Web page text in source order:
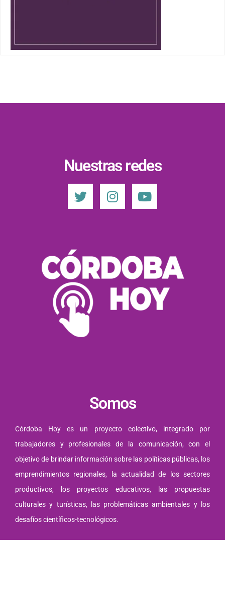
Nuestras redes
Somos
Córdoba Hoy es un proyecto colectivo, integrado por
trabajadores y profesionales de la comunicación, con el
objetivo de brindar información sobre las políticas públicas, los
emprendimientos regionales, la actualidad de los sectores
productivos, los proyectos educativos, las propuestas
culturales y turísticas, las problemáticas ambientales y los
desafíos científicos-tecnológicos.